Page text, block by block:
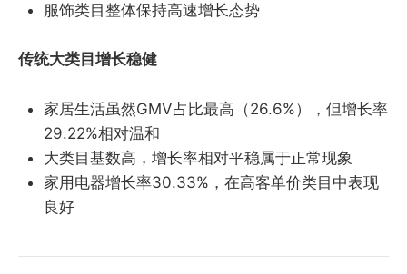
服饰类目整体保持高速增长态势
传统大类目增长稳健
家居生活虽然GMV占比最高（26.6%），但增长率
29.22%相对温和
大类目基数高，增长率相对平稳属于正常现象
家用电器增长率30.33%，在高客单价类目中表现
良好